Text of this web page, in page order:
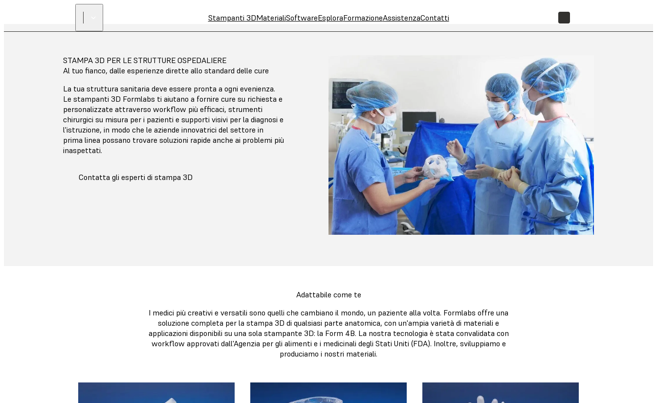
Stampanti 3DMaterialiSoftwareEsploraFormazioneAssistenzaContatti
STAMPA 3D PER LE STRUTTURE OSPEDALIERE
Al tuo fianco, dalle esperienze dirette allo standard delle cure
La tua struttura sanitaria deve essere pronta a ogni evenienza.
Le stampanti 3D Formlabs ti aiutano a fornire cure su richiesta e
personalizzate attraverso workflow più efficaci, strumenti
chirurgici su misura per i pazienti e supporti visivi per la diagnosi e
l'istruzione, in modo che le aziende innovatrici del settore in
prima linea possano trovare soluzioni rapide anche ai problemi più
inaspettati.
Contatta gli esperti di stampa 3D
Adattabile come te
I medici più creativi e versatili sono quelli che cambiano il mondo, un paziente alla volta. Formlabs offre una
soluzione completa per la stampa 3D di qualsiasi parte anatomica, con un'ampia varietà di materiali e
applicazioni disponibili su una sola stampante 3D: la Form 4B. La nostra tecnologia è stata convalidata con
workflow approvati dall'Agenzia per gli alimenti e i medicinali degli Stati Uniti (FDA). Inoltre, sviluppiamo e
produciamo i nostri materiali.